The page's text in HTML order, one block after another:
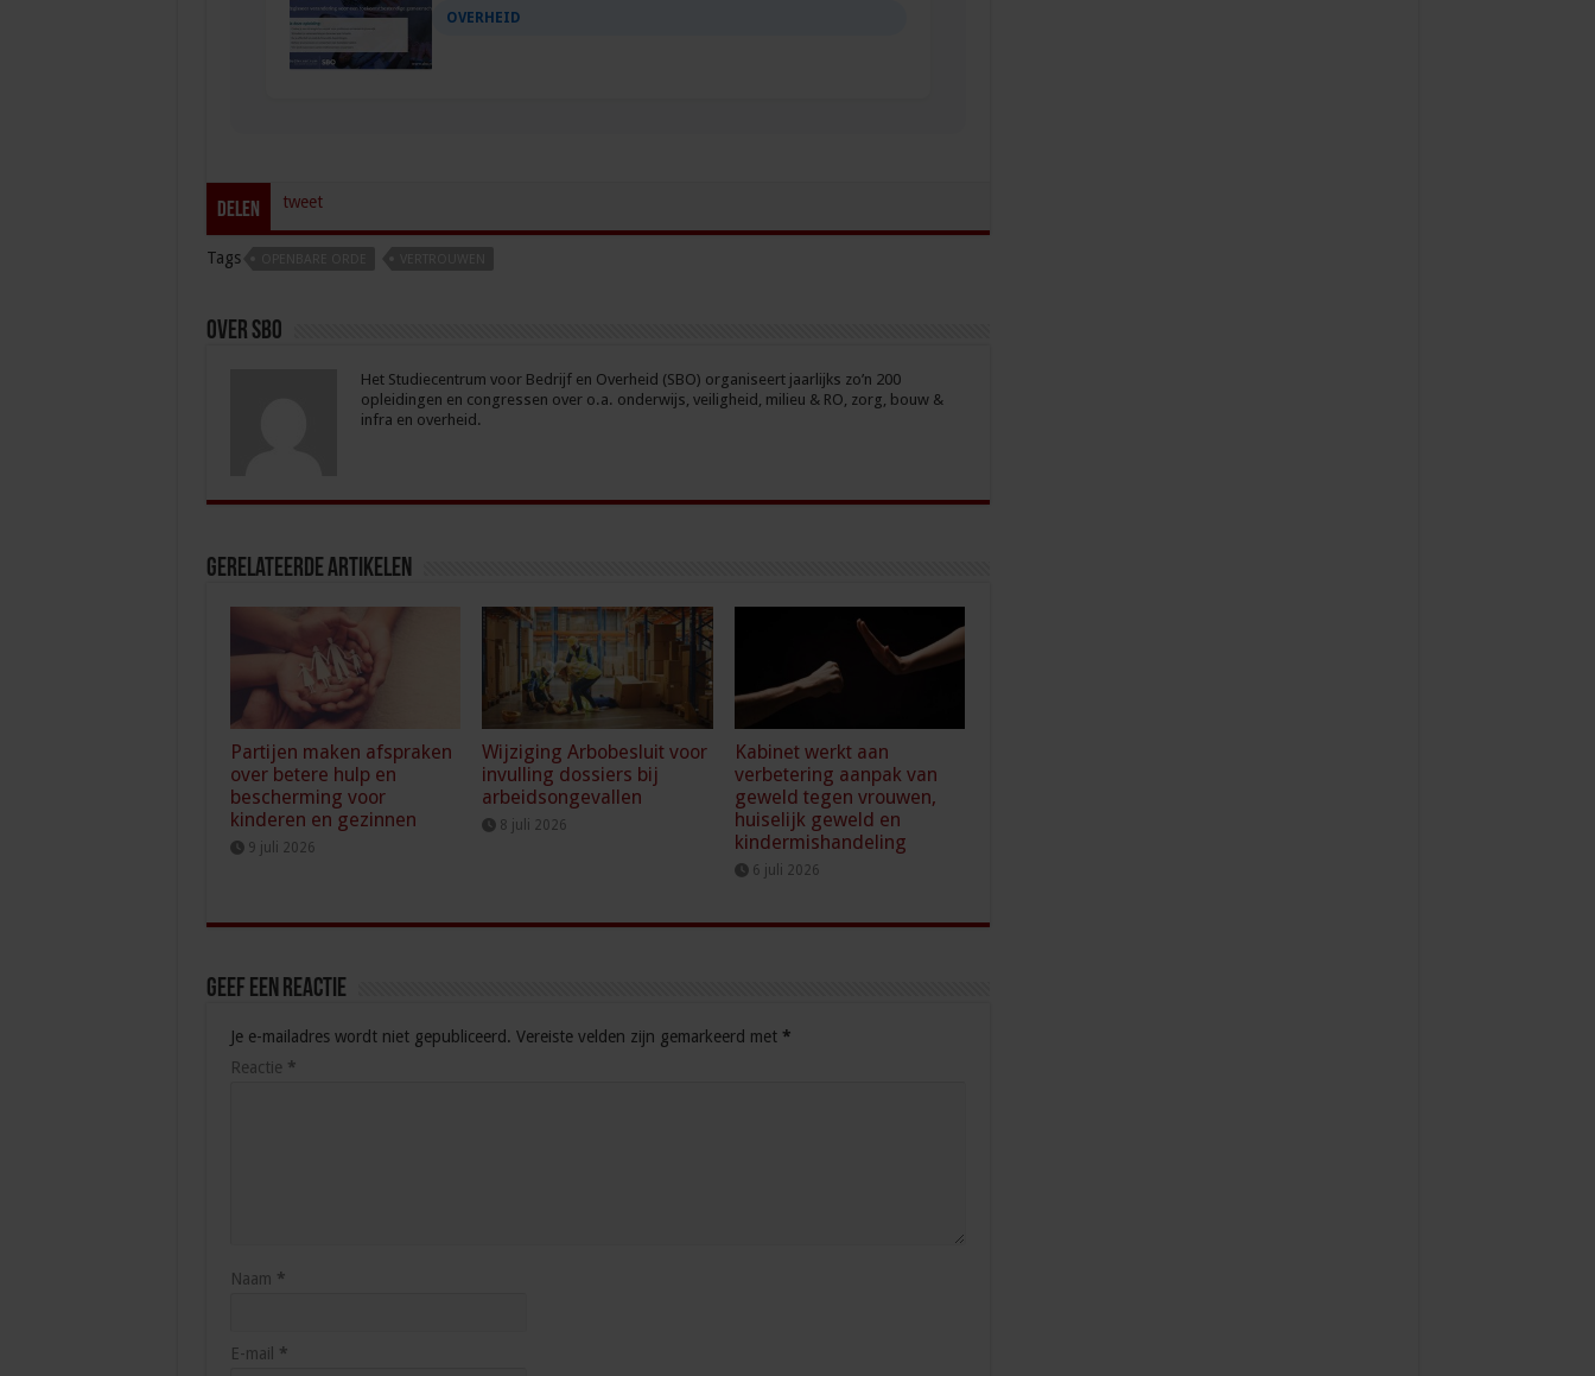
OVERHEID
Delen tweet
Tags
Over sbo
Het Studiecentrum voor Bedrijf en Overheid (SBO) organiseert jaarlijks zo’n 200
opleidingen en congressen over o.a. onderwijs, veiligheid, milieu & RO, zorg, bouw &
infra en overheid.
Gerelateerde Artikelen
Partijen maken afspraken
over betere hulp en
bescherming voor
kinderen en gezinnen
9 juli 2026
Wijziging Arbobesluit voor
invulling dossiers bij
arbeidsongevallen
8 juli 2026
Kabinet werkt aan
verbetering aanpak van
geweld tegen vrouwen,
huiselijk geweld en
kindermishandeling
6 juli 2026
Geef een reactie
Je e-mailadres wordt niet gepubliceerd. Vereiste velden zijn gemarkeerd met *
Reactie *
Naam *
E-mail *